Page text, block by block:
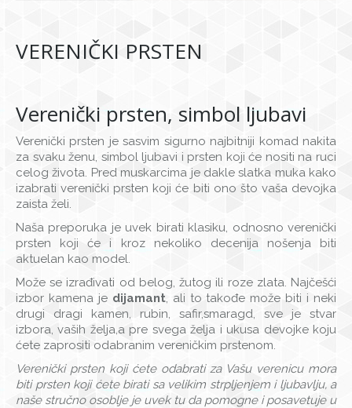
VERENIČKI PRSTEN
Verenički prsten, simbol ljubavi
Verenički prsten je sasvim sigurno najbitniji komad nakita
za svaku ženu, simbol ljubavi i prsten koji će nositi na ruci
celog života. Pred muskarcima je dakle slatka muka kako
izabrati verenički prsten koji će biti ono što vaša devojka
zaista želi.
Naša preporuka je uvek birati klasiku, odnosno verenički
prsten koji će i kroz nekoliko decenija nošenja biti
aktuelan kao model.
Može se izrađivati od belog, žutog ili roze zlata. Najčešći
izbor kamena je dijamant, ali to takođe može biti i neki
drugi dragi kamen, rubin, safir,smaragd, sve je stvar
izbora, vaših želja,a pre svega želja i ukusa devojke koju
ćete zaprositi odabranim vereničkim prstenom.
Verenički prsten koji ćete odabrati za Vašu verenicu mora
biti prsten koji ćete birati sa velikim strpljenjem i ljubavlju, a
naše stručno osoblje je uvek tu da pomogne i posavetuje u